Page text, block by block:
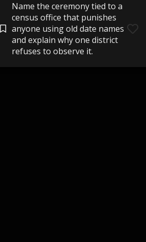
Name the ceremony tied to a
census office that punishes
anyone using old date names
and explain why one district
refuses to observe it.